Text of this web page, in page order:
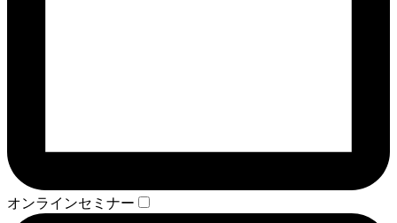
オンラインセミナー